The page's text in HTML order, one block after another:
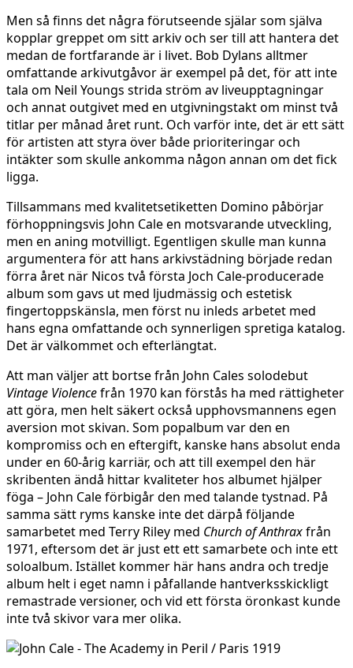
Men så finns det några förutseende själar som själva
kopplar greppet om sitt arkiv och ser till att hantera det
medan de fortfarande är i livet. Bob Dylans alltmer
omfattande arkivutgåvor är exempel på det, för att inte
tala om Neil Youngs strida ström av liveupptagningar
och annat outgivet med en utgivningstakt om minst två
titlar per månad året runt. Och varför inte, det är ett sätt
för artisten att styra över både prioriteringar och
intäkter som skulle ankomma någon annan om det fick
ligga.
Tillsammans med kvalitetsetiketten Domino påbörjar
förhoppningsvis John Cale en motsvarande utveckling,
men en aning motvilligt. Egentligen skulle man kunna
argumentera för att hans arkivstädning började redan
förra året när Nicos två första Joch Cale-producerade
album som gavs ut med ljudmässig och estetisk
fingertoppskänsla, men först nu inleds arbetet med
hans egna omfattande och synnerligen spretiga katalog.
Det är välkommet och efterlängtat.
Att man väljer att bortse från John Cales solodebut
Vintage Violencefrån 1970 kan förstås ha med rättigheter
att göra, men helt säkert också upphovsmannens egen
aversion mot skivan. Som popalbum var den en
kompromiss och en eftergift, kanske hans absolut enda
under en 60-årig karriär, och att till exempel den här
skribenten ändå hittar kvaliteter hos albumet hjälper
föga – John Cale förbigår den med talande tystnad. På
samma sätt ryms kanske inte det därpå följande
samarbetet med Terry Riley med Church of Anthraxfrån
1971, eftersom det är just ett ett samarbete och inte ett
soloalbum. Istället kommer här hans andra och tredje
album helt i eget namn i påfallande hantverksskickligt
remastrade versioner, och vid ett första öronkast kunde
inte två skivor vara mer olika.